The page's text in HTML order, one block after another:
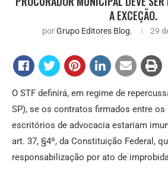
A EXCEÇÃO.
porGrupo Editores Blog. 29
O STF definirá, em regime de
SP), se os contratos firmados entre
escritórios de advocacia estariam
art. 37, §4º, da Constituição Federal,
responsabilização por ato de